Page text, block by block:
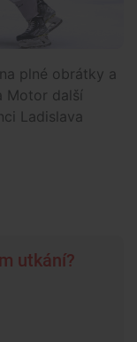
plné obrátky a
Motor další
Ladislava
utkání?